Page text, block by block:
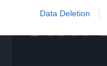
Data Deletion